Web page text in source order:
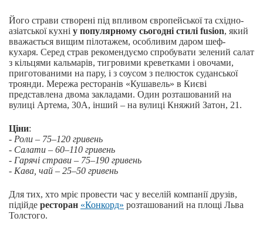
Його страви створені під впливом європейської та східно-
азіатської кухні у популярному сьогодні стилі fusion, який
вважається вищим пілотажем, особливим даром шеф-
кухаря. Серед страв рекомендуємо спробувати зелений салат
з кільцями кальмарів, тигровими креветками і овочами,
приготованими на пару, і з соусом з пелюсток суданської
троянди. Мережа ресторанів «Кушавель» в Києві
представлена двома закладами. Один розташований на
вулиці Артема, 30А, інший – на вулиці Княжий Затон, 21.
Ціни:
- Роли – 75–120 гривень
- Салати – 60–110 гривень
- Гарячі страви – 75–190 гривень
- Кава, чай – 25–50 гривень
Для тих, хто мріє провести час у веселій компанії друзів,
підійде ресторан «Конкорд» розташований на площі Льва
Толстого.